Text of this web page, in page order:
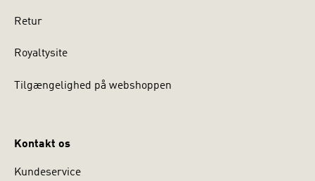
Retur
Royaltysite
Tilgængelighed på webshoppen
Kontakt os
Kundeservice